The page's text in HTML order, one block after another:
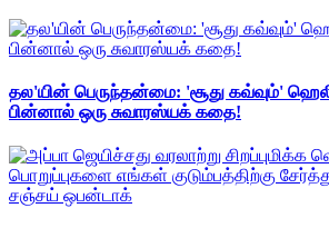
தல'யின் பெருந்தன்மை: 'சூது கவ்வும்'
பின்னால் ஒரு சுவாரஸ்யக் கதை!